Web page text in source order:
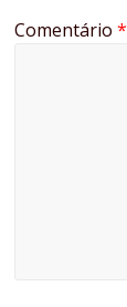
Comentário*